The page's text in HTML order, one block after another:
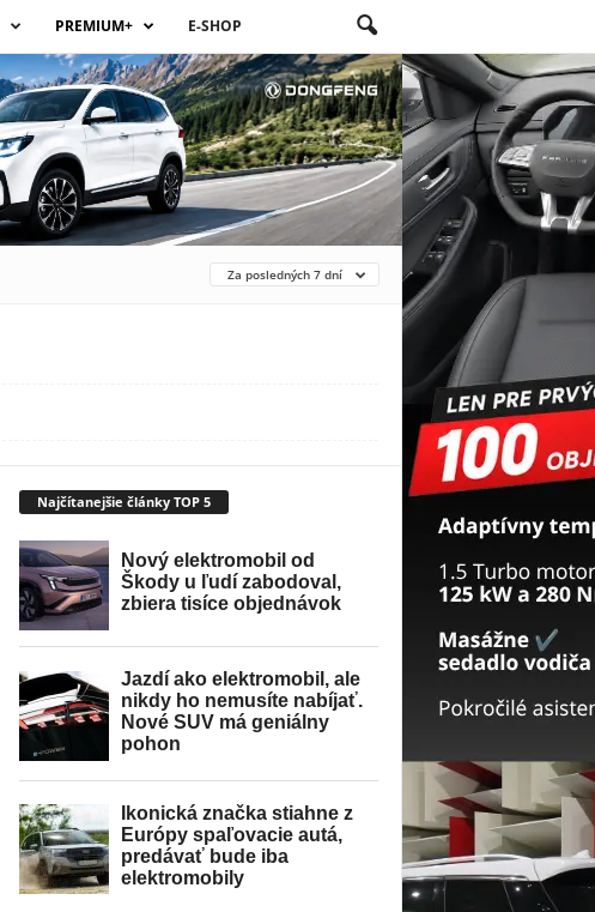
PREMIUM+ E-SHOP
Za posledných 7 dní
Najčítanejšie články TOP 5